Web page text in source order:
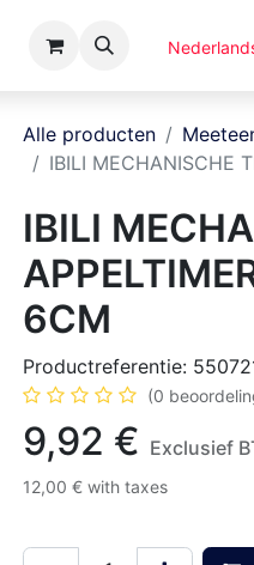
Over ons
Alle producten
IBILI MECHANISCHE
IBILI
6CM
Productreferentie:
(0
9,92 € Exclusief
12,00 € with taxes